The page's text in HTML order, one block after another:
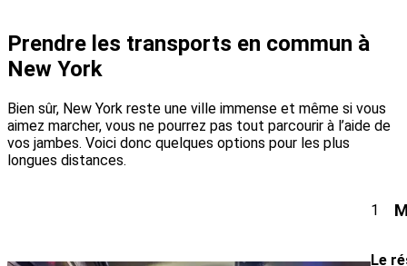
Prendre les transports en commun à
New York
Bien sûr, New York reste une ville immense et même si vous
aimez marcher, vous ne pourrez pas tout parcourir à l’aide de
vos jambes. Voici donc quelques options pour les plus
longues distances.
1
Le